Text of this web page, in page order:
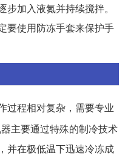
加入液氮并持续搅拌。
要使用防冻手套来保护手
过程相对复杂，需要专业
主要通过特殊的制冷技术
并在极低温下迅速冷冻成